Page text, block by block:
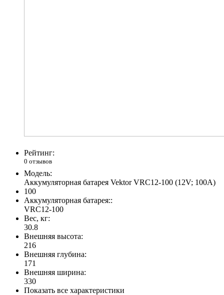
Рейтинг:
0 отзывов
Модель:
Аккумуляторная батарея Vektor VRC12-100 (12V; 100A)
100
Аккумуляторная батарея::
VRC12-100
Вес, кг:
30.8
Внешняя высота:
216
Внешняя глубина:
171
Внешняя ширина:
330
Показать все характеристики